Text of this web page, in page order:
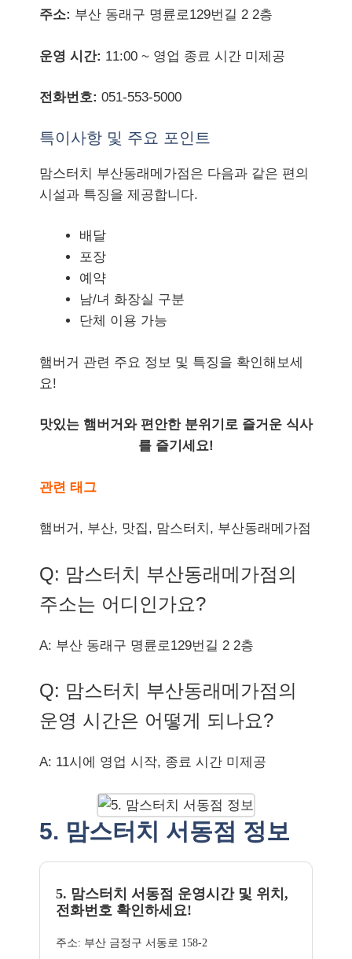
주소: 부산 동래구 명륜로129번길 2 2층
운영 시간: 11:00 ~ 영업 종료 시간 미제공
전화번호: 051-553-5000
특이사항 및 주요 포인트
맘스터치 부산동래메가점은 다음과 같은 편의
시설과 특징을 제공합니다.
배달
포장
예약
남/녀 화장실 구분
단체 이용 가능
햄버거 관련 주요 정보 및 특징을 확인해보세
요!
맛있는 햄버거와 편안한 분위기로 즐거운 식사
를 즐기세요!
관련 태그
햄버거, 부산, 맛집, 맘스터치, 부산동래메가점
Q: 맘스터치 부산동래메가점의
주소는 어디인가요?
A: 부산 동래구 명륜로129번길 2 2층
Q: 맘스터치 부산동래메가점의
운영 시간은 어떻게 되나요?
A: 11시에 영업 시작, 종료 시간 미제공
5. 맘스터치 서동점 정보
5. 맘스터치 서동점 운영시간 및 위치,
전화번호 확인하세요!
주소: 부산 금정구 서동로 158-2